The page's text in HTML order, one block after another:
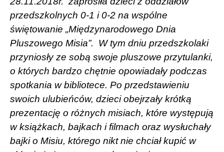
przedszkolnych 0-1 i 0-2 na wspólne
świętowanie „Międzynarodowego Dnia
Pluszowego Misia”. W tym dniu przedszkolaki
przyniosły ze sobą swoje pluszowe przytulanki,
o których bardzo chętnie opowiadały podczas
spotkania w bibliotece. Po przedstawieniu
swoich ulubieńców, dzieci obejrzały krótką
prezentację o różnych misiach, które występują
w książkach, bajkach i filmach oraz wysłuchały
bajki o Misiu, którego nikt nie chciał kupić w